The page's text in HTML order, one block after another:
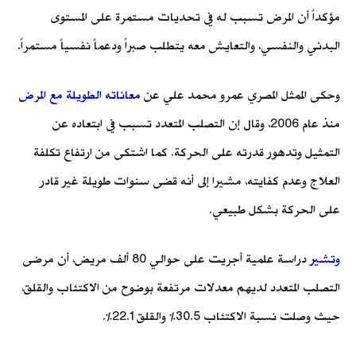
مؤكداً أن المرض تسبب له في تحديات مستمرة على المستوى
البدني والنفسي، والتعايش معه يتطلب صبراً ودعماً نفسياً مستمراً.
وحكى الممثل المصري عمرو محمد علي عن معاناته الطويلة مع المرض
منذ عام 2006، وقال إن التصلب المتعدد تسبب في ابتعاده عن
التمثيل وتدهور قدرته على الحركة. كما اشتكى من ارتفاع تكلفة
العلاج وعدم كفايته، مشيرا إلى أنه قضى سنوات طويلة غير قادر
على الحركة بشكل طبيعي.
وتشير
دراسة علمية أجريت على حوالي 80 ألف مريض، أن مرضى
التصلب المتعدد لديهم معدلات مرتفعة بوضوح من الاكتئاب والقلق،
حيث وصلت نسبة الاكتئاب 30.5% والقلق 22.1%.